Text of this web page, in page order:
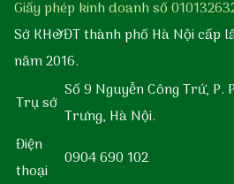
Giấy phép kinh doanh số
Sở KH&ĐT thành phố Hà Nội cấp
năm 2016.
Trụ sở
Số 9 Nguyễn Công Trứ, P.
Trưng, Hà Nội.
Điện
thoại
0904 690 102